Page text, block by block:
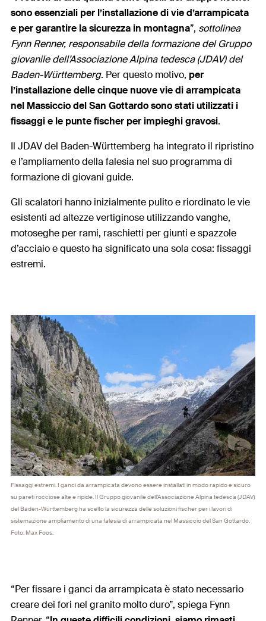
sono essenziali per l’installazione di vie d’arrampicata
e per garantire la sicurezza in montagna”, sottolinea
Fynn Renner, responsabile della formazione del Gruppo
giovanile dell’Associazione Alpina tedesca (JDAV) del
Baden-Württemberg. Per questo motivo, per
l’installazione delle cinque nuove vie di arrampicata
nel Massiccio del San Gottardo sono stati utilizzati i
fissaggi e le punte fischer per impieghi gravosi.
Il JDAV del Baden-Württemberg ha integrato il ripristino
e l’ampliamento della falesia nel suo programma di
formazione di giovani guide.
Gli scalatori hanno inizialmente pulito e riordinato le vie
esistenti ad altezze vertiginose utilizzando vanghe,
motoseghe per rami, raschietti per giunti e spazzole
d’acciaio e questo ha significato una sola cosa: fissaggi
estremi.
Fissaggi estremi. I ganci da arrampicata devono essere installati in modo rapido e sicuro
su pareti rocciose alte e ripide. Il Gruppo giovanile dell’Associazione Alpina tedesca (JDAV)
del Baden-Württemberg ha scelto la sicurezza delle soluzioni fischer per i lavori di
sistemazione ampliamento di una falesia di arrampicata nel Massiccio del San Gottardo.
Foto: Max Foos.
“Per fissare i ganci da arrampicata è stato necessario
creare dei fori nel granito molto duro”, spiega Fynn